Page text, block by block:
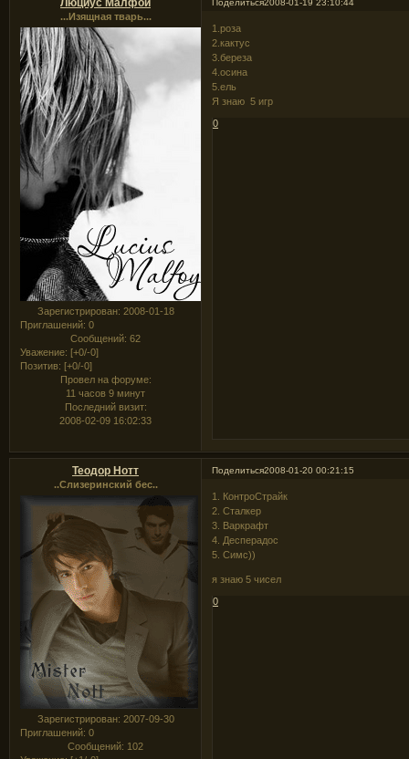
...Изящная тварь...
Зарегистрирован: 2008-01-18
Приглашений: 0
Сообщений: 62
Уважение: [+0/-0]
Позитив: [+0/-0]
Провел на форуме:
11 часов 9 минут
Последний визит:
2008-02-09 16:02:33
1.роза
2.кактус
3.береза
4.осина
5.ель
Я знаю 5 игр
0
Поделиться2008-01-20 00:21:15
Теодор Нотт
..Слизеринский бес..
Зарегистрирован: 2007-09-30
Приглашений: 0
Сообщений: 102
1. КонтроСтрайк
2. Сталкер
3. Варкрафт
4. Десперадос
5. Симс))
я знаю 5 чисел
0